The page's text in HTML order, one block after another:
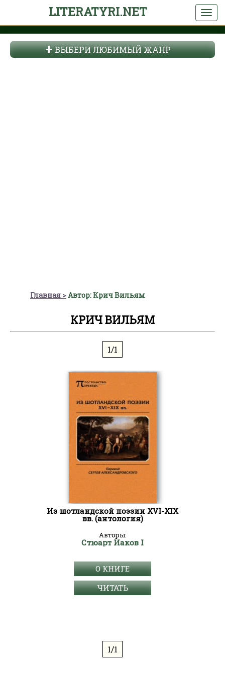
LITERATYRI.NET
ВЫБЕРИ ЛЮБИМЫЙ ЖАНР
Главная Автор: Крич Вильям
КРИЧ ВИЛЬЯМ
1/1
Из шотландской поэзии XVI-XIX
вв. (антология)
Авторы:
Стюарт Иаков I
О КНИГЕ
ЧИТАТЬ
1/1